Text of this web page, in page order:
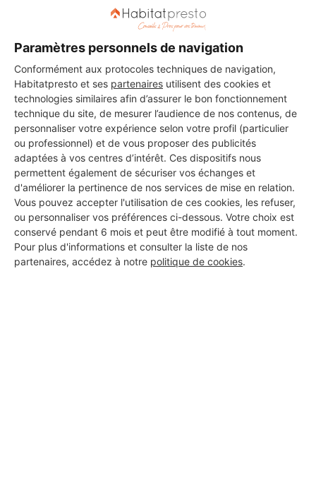
Paramètres personnels de navigation
Conformément aux protocoles techniques de navigation,
Habitatpresto et ses partenaires utilisent des cookies et
technologies similaires afin d’assurer le bon fonctionnement
technique du site, de mesurer l’audience de nos contenus, de
personnaliser votre expérience selon votre profil (particulier
ou professionnel) et de vous proposer des publicités
adaptées à vos centres d’intérêt. Ces dispositifs nous
permettent également de sécuriser vos échanges et
d'améliorer la pertinence de nos services de mise en relation.
Vous pouvez accepter l'utilisation de ces cookies, les refuser,
ou personnaliser vos préférences ci-dessous. Votre choix est
conservé pendant 6 mois et peut être modifié à tout moment.
Pour plus d'informations et consulter la liste de nos
partenaires, accédez à notre politique de cookies.
Vous souhaitez réaliser des travaux et ne savez quel professionnel
auprès de notre réseau de 5 000
professionnels partout en France.
DEMANDER UN DEVIS